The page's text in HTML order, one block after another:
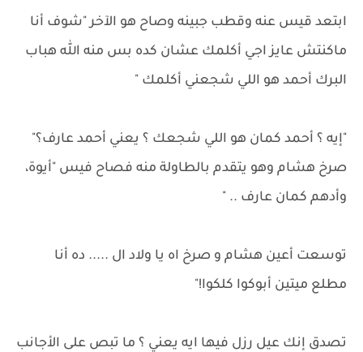
ابتعد قيس عنه وقطب جبينه وصاح هو الآخر "شوف أنا
ماكنتش عايز اجي أكلمك عشان كده بس منه الله هباب
البرك أحمد هو اللي شجعني أكلمك "
"إيه ؟ أحمد كمان هو اللي شجعك ؟ يعني أحمد عارف؟"
صرخ هشام وهو يتقدم بالطاولة منه فصاح فيس "أيوة،
وأدهم كمان عارف .. "
توسعت أعين هشام و صرخ اه يا ولاد ال ..... ده أنا
مطلع ميتين أبوكوا كلكوا!"
تصدق إنك عيل رزل فيها ايه يعني ؟ ما تبص على الأجانب